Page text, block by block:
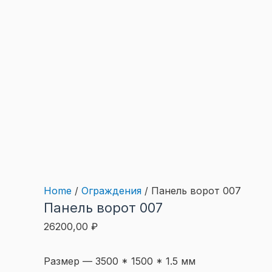
Home / Ограждения / Панель ворот 007
Панель ворот 007
26200,00 ₽
Размер — 3500 * 1500 * 1.5 мм